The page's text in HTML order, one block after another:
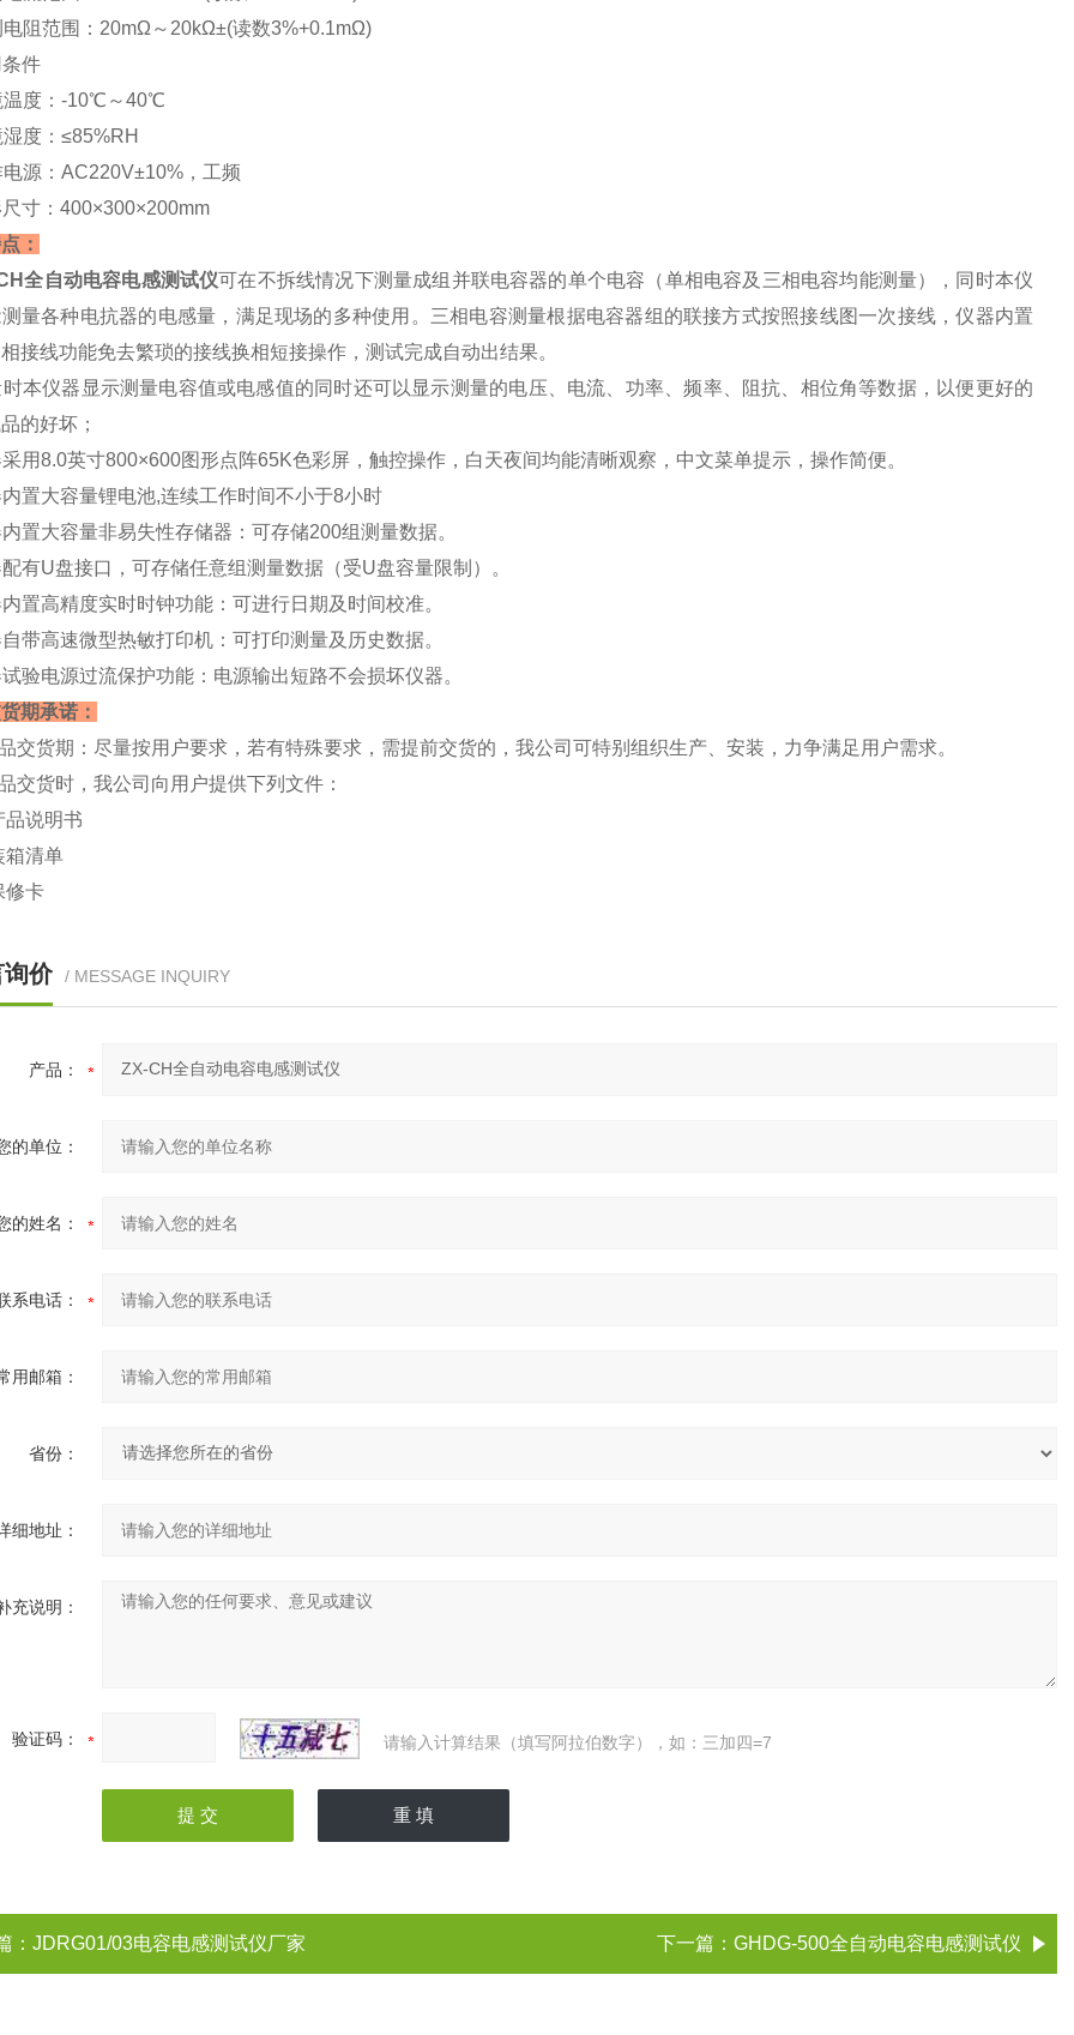
电阻范围：20mΩ～20kΩ±(读数3%+0.1mΩ)
件
温度：-10℃～40℃
度：≤85%RH
源：AC220V±10%，工频
寸：400×300×200mm
：
全自动电容电感测试仪可在不拆线情况下测量成组并联电容器的单个电容（单相电容及三相电容均能测量），同时本仪
量各种电抗器的电感量，满足现场的多种使用。三相电容测量根据电容器组的联接方式按照接线图一次接线，仪器内置
接线功能免去繁琐的接线换相短接操作，测试完成自动出结果。
本仪器显示测量电容值或电感值的同时还可以显示测量的电压、电流、功率、频率、阻抗、相位角等数据，以便更好的
的好坏；
用8.0英寸800×600图形点阵65K色彩屏，触控操作，白天夜间均能清晰观察，中文菜单提示，操作简便。
置大容量锂电池,连续工作时间不小于8小时
置大容量非易失性存储器：可存储200组测量数据。
有U盘接口，可存储任意组测量数据（受U盘容量限制）。
置高精度实时时钟功能：可进行日期及时间校准。
带高速微型热敏打印机：可打印测量及历史数据。
验电源过流保护功能：电源输出短路不会损坏仪器。
期承诺：
交货期：尽量按用户要求，若有特殊要求，需提前交货的，我公司可特别组织生产、安装，力争满足用户需求。
交货时，我公司向用户提供下列文件：
说明书
清单
卡
价 / MESSAGE INQUIRY
产品：
的单位：
的姓名：
系电话：
用邮箱：
省份：
细地址：
充说明：
验证码： 请输入计算结果（填写阿拉伯数字），如：三加四=7
： JDRG01/03电容电感测试仪厂家 下一篇： GHDG-500全自动电容电感测试仪